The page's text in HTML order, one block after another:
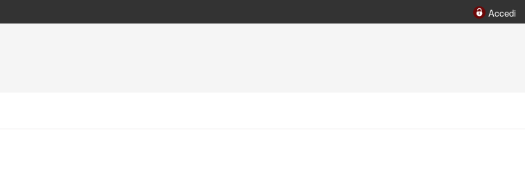
Accedi